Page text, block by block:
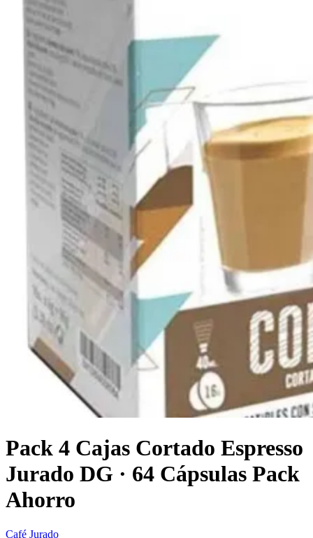
Pack 4 Cajas Cortado Espresso
Jurado DG · 64 Cápsulas Pack
Ahorro
Café Jurado